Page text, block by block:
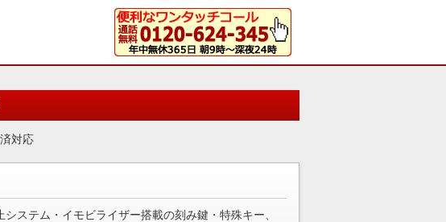
対応
システム・イモビライザー搭載の刻み鍵・特殊キー、